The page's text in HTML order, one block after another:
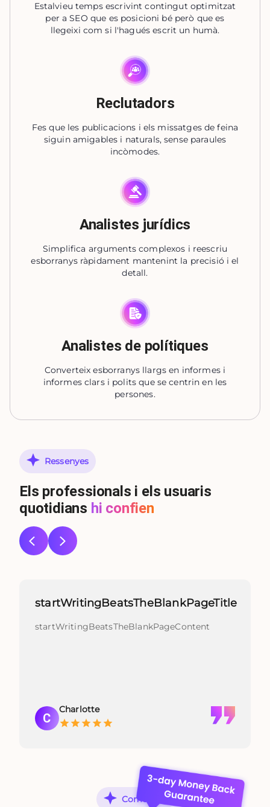
Estalvieu temps escrivint contingut optimitzat
per a SEO que es posicioni bé però que es
llegeixi com si l'hagués escrit un humà.
Reclutadors
Fes que les publicacions i els missatges de feina
siguin amigables i naturals, sense paraules
incòmodes.
Analistes jurídics
Simplifica arguments complexos i reescriu
esborranys ràpidament mantenint la precisió i el
detall.
Analistes de polítiques
Converteix esborranys llargs en informes i
informes clars i polits que se centrin en les
persones.
Ressenyes
Els professionals i els usuaris
quotidians hi confien
startWritingBeatsTheBlankPageTitle
startWritingBeatsTheBlankPageContent
C
Charlotte
Començar